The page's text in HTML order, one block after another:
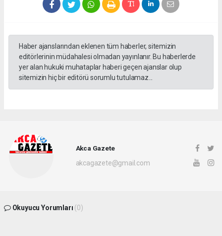
Haber ajanslarından eklenen tüm haberler, sitemizin
editörlerinin müdahalesi olmadan yayınlanır. Bu haberlerde
yer alan hukuki muhataplar haberi geçen ajanslar olup
sitemizin hiç bir editörü sorumlu tutulamaz...
Akca Gazete
akcagazete@gmail.com
Okuyucu Yorumları (0)